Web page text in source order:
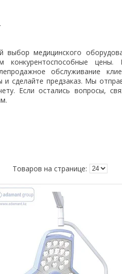
выбор медицинского
конкурентоспособные
обслуживание
сделайте предзаказ. Мы
Если остались вопросы,